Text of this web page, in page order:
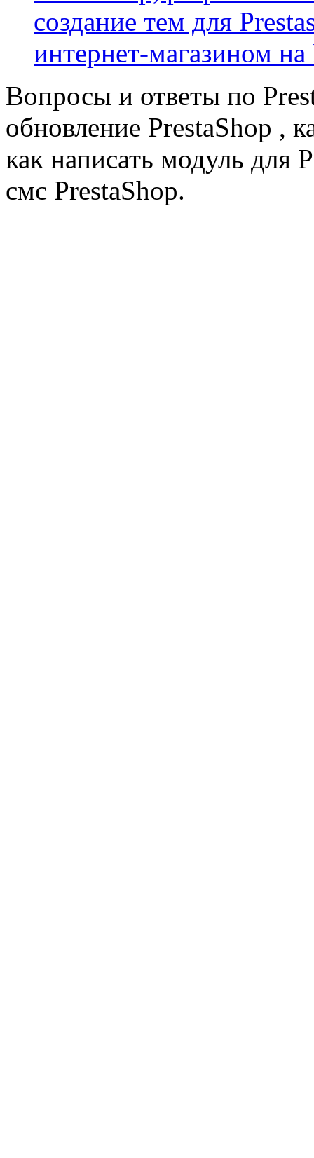
создание тем для
интернет-магазином на
Вопросы и ответы по
обновление PrestaShop ,
как написать модуль для
смс PrestaShop.